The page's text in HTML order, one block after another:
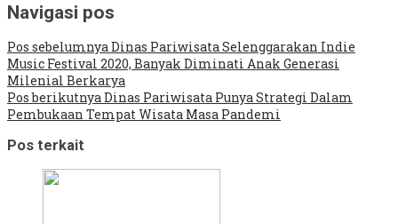
Navigasi pos
Pos sebelumnyaDinas Pariwisata Selenggarakan Indie
Music Festival 2020, Banyak Diminati Anak Generasi
Milenial Berkarya
Pos berikutnyaDinas Pariwisata Punya Strategi Dalam
Pembukaan Tempat Wisata Masa Pandemi
Pos terkait